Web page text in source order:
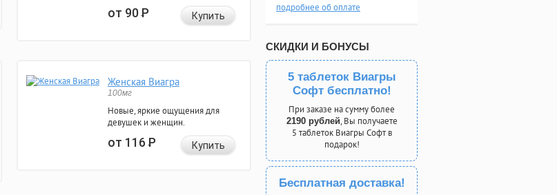
от 90Р Купить
Женская Виагра
100мг
Новые, яркие ощущения для
девушек и женщин.
от 116Р Купить
подробнее об оплате
СКИДКИ И БОНУСЫ
5 таблеток Виагры
Софт бесплатно!
При заказе на сумму более
2190 рублей, Вы получаете
5 таблеток Виагры Софт в
подарок!
Бесплатная доставка!